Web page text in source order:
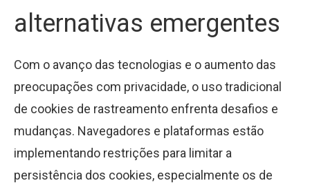
alternativas emergentes
Com o avanço das tecnologias e o aumento das
preocupações com privacidade, o uso tradicional
de cookies de rastreamento enfrenta desafios e
mudanças. Navegadores e plataformas estão
implementando restrições para limitar a
persistência dos cookies, especialmente os de